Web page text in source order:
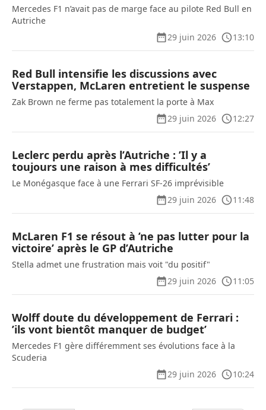
Mercedes F1 n’avait pas de marge face au pilote Red Bull en
Autriche
29 juin 2026
13:10
Red Bull intensifie les discussions avec
Verstappen, McLaren entretient le suspense
Zak Brown ne ferme pas totalement la porte à Max
29 juin 2026
12:27
Leclerc perdu après l’Autriche : ’Il y a
toujours une raison à mes difficultés’
Le Monégasque face à une Ferrari SF-26 imprévisible
29 juin 2026
11:48
McLaren F1 se résout à ’ne pas lutter pour la
victoire’ après le GP d’Autriche
Stella admet une frustration mais voit "du positif"
29 juin 2026
11:05
Wolff doute du développement de Ferrari :
’ils vont bientôt manquer de budget’
Mercedes F1 gère différemment ses évolutions face à la
Scuderia
29 juin 2026
10:24